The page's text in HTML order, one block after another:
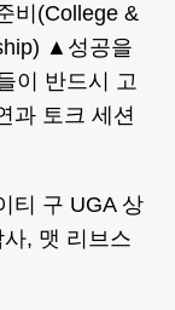
비(College &
▲성공을
이 반드시 고
과 토크 세션
티 구 UGA 상
, 맷 리브스